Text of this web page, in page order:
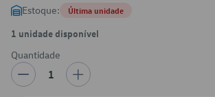
Estoque: Última unidade
1 unidade disponível
Quantidade
1